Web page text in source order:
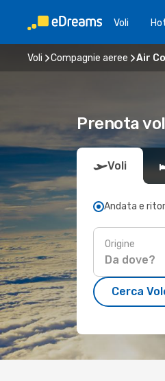
Voli
Voli Compagnie aeree Air
Prenota
Voli
Andata e
Origine
Cerca